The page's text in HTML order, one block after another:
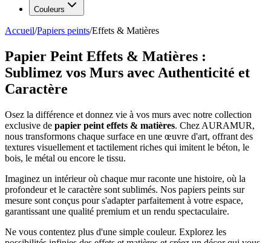
Couleurs
Accueil/Papiers peints/Effets & Matières
Papier Peint Effets & Matières :
Sublimez vos Murs avec Authenticité et
Caractère
Osez la différence et donnez vie à vos murs avec notre collection
exclusive de papier peint effets & matières. Chez AURAMUR,
nous transformons chaque surface en une œuvre d'art, offrant des
textures visuellement et tactilement riches qui imitent le béton, le
bois, le métal ou encore le tissu.
Imaginez un intérieur où chaque mur raconte une histoire, où la
profondeur et le caractère sont sublimés. Nos papiers peints sur
mesure sont conçus pour s'adapter parfaitement à votre espace,
garantissant une qualité premium et un rendu spectaculaire.
Ne vous contentez plus d'une simple couleur. Explorez les